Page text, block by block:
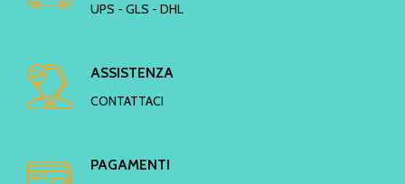
UPS - GLS - DHL
ASSISTENZA
CONTATTACI
PAGAMENTI